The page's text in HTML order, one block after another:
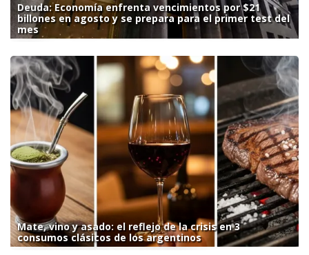
Deuda: Economía enfrenta vencimientos por $21
billones en agosto y se prepara para el primer test del
mes
Mate, vino y asado: el reflejo de la crisis en 3
consumos clásicos de los argentinos